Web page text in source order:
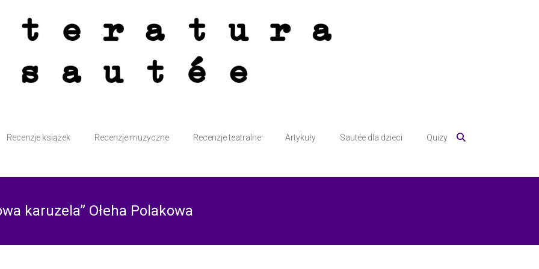
Recenzje książek Recenzje muzyczne Recenzje teatralne Artykuły Sautée dla dzieci Quizy
karuzela” Ołeha Polakowa